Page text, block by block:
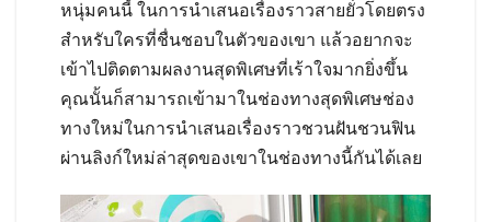
หนุ่มคนนี้ ในการนำเสนอเรื่องราวสายยั่วโดยตรง
สำหรับใครที่ชื่นชอบในตัวของเขา แล้วอยากจะ
เข้าไปติดตามผลงานสุดพิเศษที่เร้าใจมากยิ่งขึ้น
คุณนั้นก็สามารถเข้ามาในช่องทางสุดพิเศษช่อง
ทางใหม่ในการนำเสนอเรื่องราวชวนฝันชวนฟิน
ผ่านลิงก์ใหม่ล่าสุดของเขาในช่องทางนี้กันได้เลย